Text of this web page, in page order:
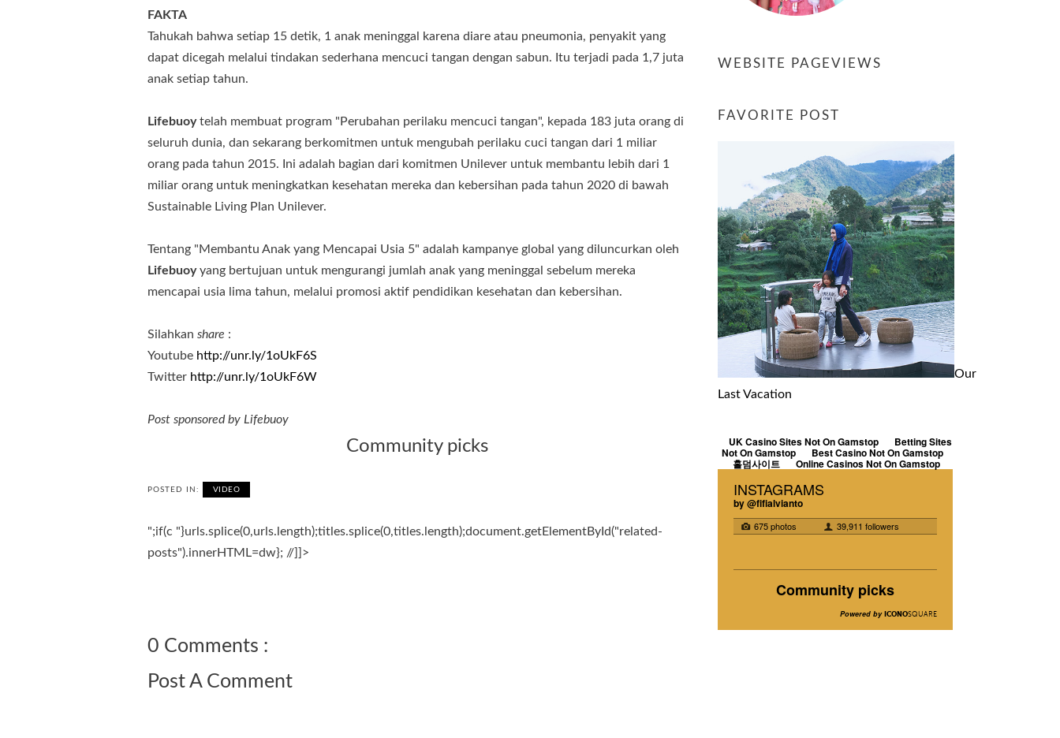
FAKTA
Tahukah bahwa setiap 15 detik, 1 anak meninggal karena diare atau pneumonia, penyakit yang
dapat dicegah melalui tindakan sederhana mencuci tangan dengan sabun. Itu terjadi pada 1,7 juta
anak setiap tahun.
Lifebuoytelah membuat program "Perubahan perilaku mencuci tangan", kepada 183 juta orang di
seluruh dunia, dan sekarang berkomitmen untuk mengubah perilaku cuci tangan dari 1 miliar
orang pada tahun 2015. Ini adalah bagian dari komitmen Unilever untuk membantu lebih dari 1
miliar orang untuk meningkatkan kesehatan mereka dan kebersihan pada tahun 2020 di bawah
Sustainable Living Plan Unilever.
Tentang "Membantu Anak yang Mencapai Usia 5" adalah kampanye global yang diluncurkan oleh
Lifebuoyyang bertujuan untuk mengurangi jumlah anak yang meninggal sebelum mereka
mencapai usia lima tahun, melalui promosi aktif pendidikan kesehatan dan kebersihan.
Silahkan share :
Youtube http://unr.ly/1oUkF6S
Twitter http://unr.ly/1oUkF6W
Post sponsored by Lifebuoy
Community picks
POSTED IN: VIDEO
";if(c "}urls.splice(0,urls.length);titles.splice(0,titles.length);document.getElementById("related-
posts").innerHTML=dw}; //]]>
0 Comments :
Post A Comment
WEBSITE PAGEVIEWS
FAVORITE POST
Our
Last Vacation